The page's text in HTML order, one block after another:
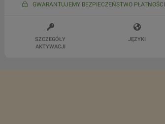
GWARANTUJEMY BEZPIECZEŃSTWO PŁATNOŚCI
SZCZEGÓŁY
AKTYWACJI
JĘZYKI